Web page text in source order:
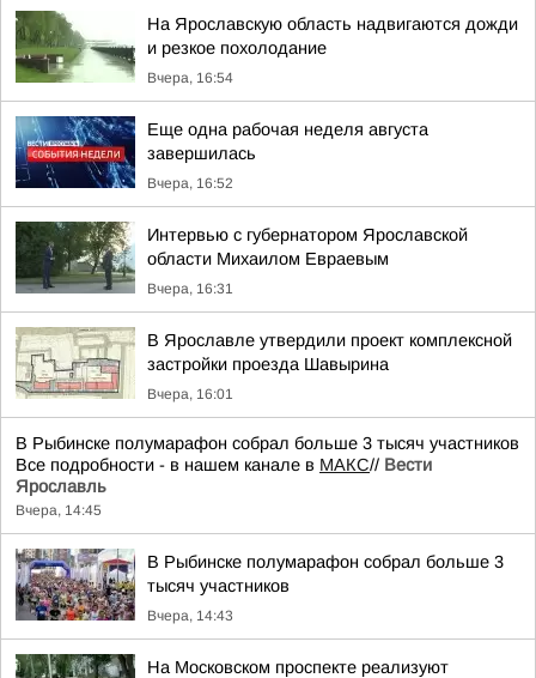
На Ярославскую область надвигаются дожди
и резкое похолодание
Вчера, 16:54
Еще одна рабочая неделя августа
завершилась
Вчера, 16:52
Интервью с губернатором Ярославской
области Михаилом Евраевым
Вчера, 16:31
В Ярославле утвердили проект комплексной
застройки проезда Шавырина
Вчера, 16:01
В Рыбинске полумарафон собрал больше 3 тысяч участников
Все подробности - в нашем канале в МАКС// Вести
Ярославль
Вчера, 14:45
В Рыбинске полумарафон собрал больше 3
тысяч участников
Вчера, 14:43
На Московском проспекте реализуют